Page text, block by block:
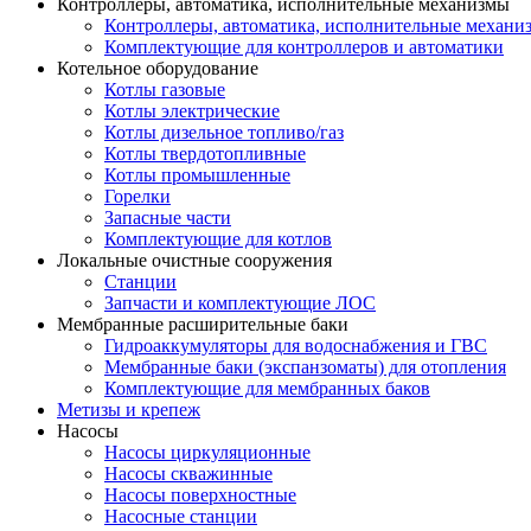
Контроллеры, автоматика, исполнительные механизмы
Контроллеры, автоматика, исполнительные
Комплектующие для контроллеров и автоматики
Котельное оборудование
Котлы газовые
Котлы электрические
Котлы дизельное топливо/газ
Котлы твердотопливные
Котлы промышленные
Горелки
Запасные части
Комплектующие для котлов
Локальные очистные сооружения
Станции
Запчасти и комплектующие ЛОС
Мембранные расширительные баки
Гидроаккумуляторы для водоснабжения и ГВС
Мембранные баки (экспанзоматы) для отопления
Комплектующие для мембранных баков
Метизы и крепеж
Насосы
Насосы циркуляционные
Насосы скважинные
Насосы поверхностные
Насосные станции